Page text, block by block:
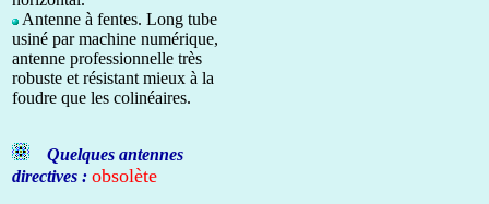
Antenne à fentes. Long tube
usiné par machine numérique,
antenne professionnelle très
robuste et résistant mieux à la
foudre que les colinéaires.
Quelques antennes
directives : obsolète